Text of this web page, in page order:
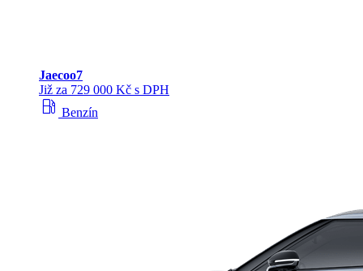
Jaecoo7
Již za 729 000 Kč s DPH
local_gas_station Benzín